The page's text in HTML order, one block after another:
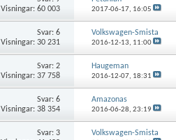
Visningar: 60 003
2017-06-17, 16:05
Svar:6
Visningar: 30 231
Volkswagen-Smista
2016-12-13, 11:00
Svar:2
Visningar: 37 758
Haugeman
2016-12-07, 18:31
Svar:6
Visningar: 38 354
Amazonas
2016-06-28, 23:19
Svar:3
Volkswagen-Smista